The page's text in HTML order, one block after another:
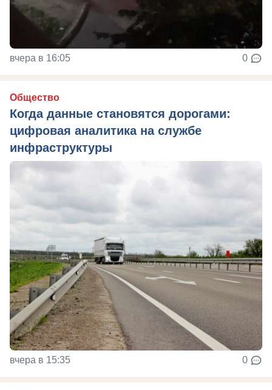
вчера в 16:05 0
Общество
Когда данные становятся дорогами:
цифровая аналитика на службе
инфраструктуры
вчера в 15:35 0